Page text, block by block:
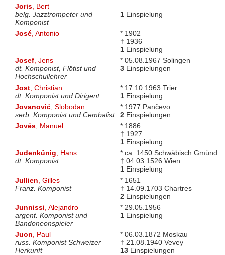
Joris, Bert
belg. Jazztrompeter und
Komponist
1Einspielung
José, Antonio
* 1902
† 1936
1Einspielung
Josef, Jens
dt. Komponist, Flötist und
Hochschullehrer
* 05.08.1967 Solingen
3Einspielungen
Jost, Christian
dt. Komponist und Dirigent
* 17.10.1963 Trier
1Einspielung
Jovanović, Slobodan
serb. Komponist und Cembalist
* 1977 Pančevo
2Einspielungen
Jovés, Manuel
* 1886
† 1927
1Einspielung
Judenkünig, Hans
dt. Komponist
* ca. 1450 Schwäbisch Gmünd
† 04.03.1526 Wien
1Einspielung
Jullien, Gilles
Franz. Komponist
* 1651
† 14.09.1703 Chartres
2Einspielungen
Junnissi, Alejandro
argent. Komponist und
Bandoneonspieler
* 29.05.1956
1Einspielung
Juon, Paul
russ. Komponist Schweizer
Herkunft
* 06.03.1872 Moskau
† 21.08.1940 Vevey
13Einspielungen